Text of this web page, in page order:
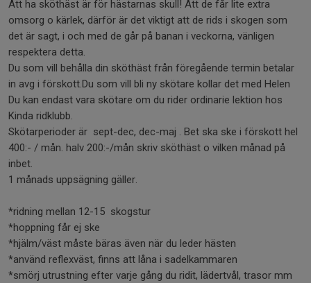
Att ha sköthäst är för hästarnas skull! Att de får lite extra
omsorg o kärlek, därför är det viktigt att de rids i skogen som
det är sagt, i och med de går på banan i veckorna, vänligen
respektera detta.
Du som vill behålla din sköthäst från föregående termin betalar
in avg i förskott.Du som vill bli ny skötare kollar det med Helen
Du kan endast vara skötare om du rider ordinarie lektion hos
Kinda ridklubb.
Skötarperioder är sept-dec, dec-maj . Bet ska ske i förskott hel
400:- / mån. halv 200:-/mån skriv sköthäst o vilken månad på
inbet.
1 månads uppsägning gäller.
*ridning mellan 12-15 skogstur
*hoppning får ej ske
*hjälm/väst måste bäras även när du leder hästen
*använd reflexväst, finns att låna i sadelkammaren
*smörj utrustning efter varje gång du ridit, lädertvål, trasor mm